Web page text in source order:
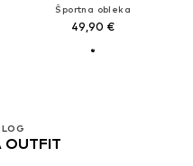
OUTFIT
Športna obleka
49,90 €